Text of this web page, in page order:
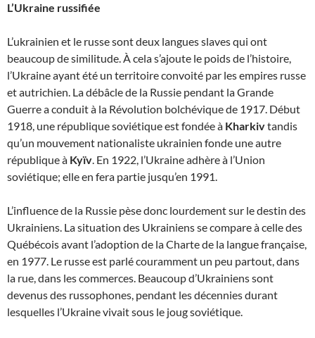
L’Ukraine russifiée
L’ukrainien et le russe sont deux langues slaves qui ont
beaucoup de similitude. À cela s’ajoute le poids de l’histoire,
l’Ukraine ayant été un territoire convoité par les empires russe
et autrichien. La débâcle de la Russie pendant la Grande
Guerre a conduit à la Révolution bolchévique de 1917. Début
1918, une république soviétique est fondée à Kharkivtandis
qu’un mouvement nationaliste ukrainien fonde une autre
république à Kyïv. En 1922, l’Ukraine adhère à l’Union
soviétique; elle en fera partie jusqu’en 1991.
L’influence de la Russie pèse donc lourdement sur le destin des
Ukrainiens. La situation des Ukrainiens se compare à celle des
Québécois avant l’adoption de la Charte de la langue française,
en 1977. Le russe est parlé couramment un peu partout, dans
la rue, dans les commerces. Beaucoup d’Ukrainiens sont
devenus des russophones, pendant les décennies durant
lesquelles l’Ukraine vivait sous le joug soviétique.